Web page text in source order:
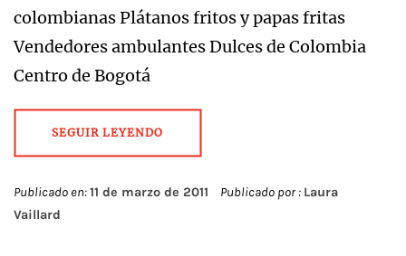
colombianas Plátanos fritos y papas fritas
Vendedores ambulantes Dulces de Colombia
Centro de Bogotá
SEGUIR LEYENDO
Publicado en:11 de marzo de 2011 Publicado por : Laura
Vaillard